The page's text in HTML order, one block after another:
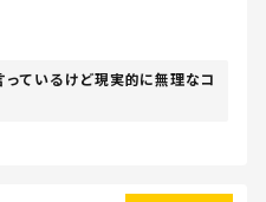
ているけど現実的に無理なコ